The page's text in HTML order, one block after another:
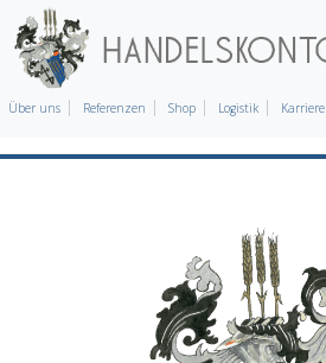
Über uns Referenzen Shop Logistik Karriere